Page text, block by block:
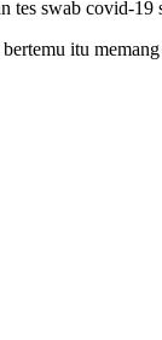
tes swab covid-19
itu